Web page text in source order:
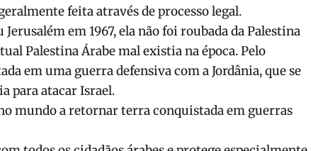
feita através de processo legal.
em 1967, ela não foi roubada da Palestina
Palestina Árabe mal existia na época. Pelo
em uma guerra defensiva com a Jordânia, que se
para atacar Israel.
mundo a retornar terra conquistada em guerras